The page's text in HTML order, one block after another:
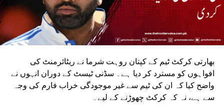
بھارتی کرکٹ ٹیم کے کپتان روہت شرما نے ریٹائرمنٹ کی
افواہوں کو مسترد کر دیا ہے۔ سڈنی ٹیسٹ کے دوران انہوں نے
واضح کیا کہ ان کی ٹیم سے غیر موجودگی خراب فارم کی وجہ
سے ہے، نہ کہ کرکٹ چھوڑنے کے لیے۔